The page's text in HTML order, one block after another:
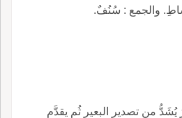
والجمع : سُنُفٌ.
من تصدير البعير ثُم يقدَّم